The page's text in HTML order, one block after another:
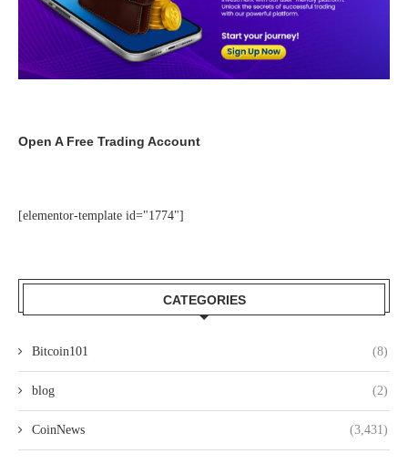
Open A Free Trading Account
[elementor-template id="1774"]
CATEGORIES
Bitcoin101 (8)
blog (2)
CoinNews (3,431)